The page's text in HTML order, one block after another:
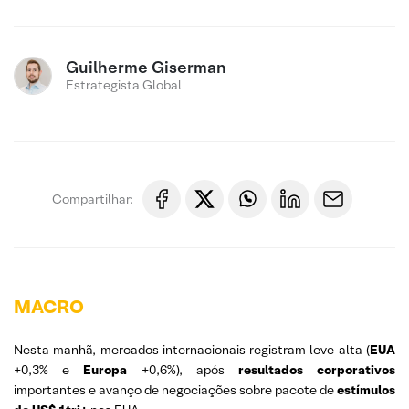
Guilherme Giserman
Estrategista Global
Compartilhar:
MACRO
Nesta manhã, mercados internacionais registram leve alta (EUA
+0,3% e Europa +0,6%), após resultados corporativos
importantes e avanço de negociações sobre pacote deestímulos